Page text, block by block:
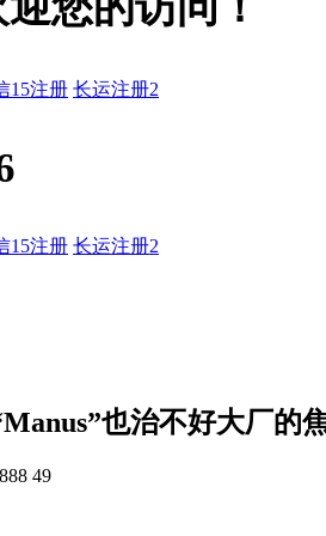
15注册 长运注册2
15注册 长运注册2
也治不好大厂的
49